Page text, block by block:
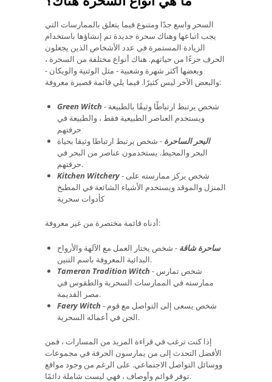
السحر واسع جدًا ومتنوع فيما يتعلق بالممارسات التي
يجب اتباعها وهناك سحرة جديدة تم إنشاؤها باستخدام
الزيادة المستمرة في عدد الأشخاص الذين يجعلون
الحرف جزءًا من حياتهم. هناك أنواع مختلفة من السحرة ،
وبعضها أكثر شهرة وشعبية - مثل الوثنية والويكان -
والبعض الآخر ليس كثيرًا. فيما يلي قائمة قصيرة معروفة:
Green Witch - شخص يرتبط ارتباطًا وثيقًا بالطبيعة
ويستخدم العناصر الطبيعية فقط ، والطبيعة في
حرفتهم
البحر الساحرة - شخص يرتبط ارتباطا وثيقا بحياة
البحر والمحيط. يستخدمون عناصر من البحر في
حرفتهم.
Kitchen Witchery- شخص يركز ممارسته على
المنزل والموقد ويستخدم الأشياء الشائعة في المطبخ
كأدوات سحرية
أدناه قائمة مختصرة من غير معروفة:
ساحرة شاقة - شخص يختار العمل مع الآلهة والأرواح
البدائية المعروفة باسم التنين.
Tameran Tradition Witch - شخص تمارس
ممارسته في الممارسات السحرية والطقوس في
مصر القديمة.
Faery Witch - شخص يسعى إلى التواصل مع قوم
الجن في أعماله السحرية.
إذا كنت ترغب في قراءة المزيد من المسارات ، فمن
الأفضل التحدث إلى من يمارسون الحرفة في مجموعات
ووسائل التواصل الاجتماعي. على الرغم من وجود مواقع
توفر قوائم وأوصاف ، فهي ليست شاملة دائمًا.